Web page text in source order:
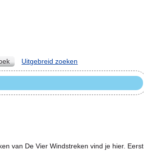
van De Vier Windstreken vind je hier. Eerst
Uitgebreid zoeken